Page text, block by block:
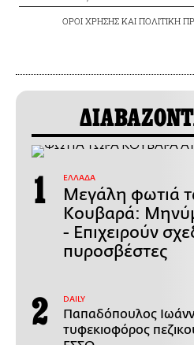
ΟΡΟΙ ΧΡΗΣΗΣΚΑΙ ΠΟΛΙΤΙΚΗ
ΕΛΛΑΔΑ
Μεγάλη φωτιά
Κουβαρά:
- Επιχειρούν
πυροσβέστες
DAILY
Παπαδόπουλος
τυφεκιοφόρος